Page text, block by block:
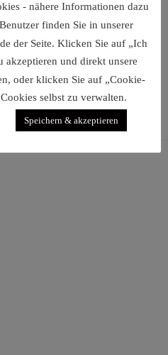
- nähere Informationen dazu
finden Sie in unserer
der Seite. Klicken Sie auf „Ich
akzeptieren und direkt unsere
oder klicken Sie auf „Cookie-
selbst zu verwalten.
Speichern & akzeptieren